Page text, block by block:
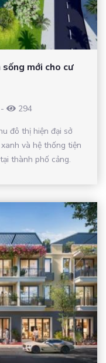
mới cho cư
-
294
đô thị hiện đại sở
và hệ thống tiện
thành phố cảng.